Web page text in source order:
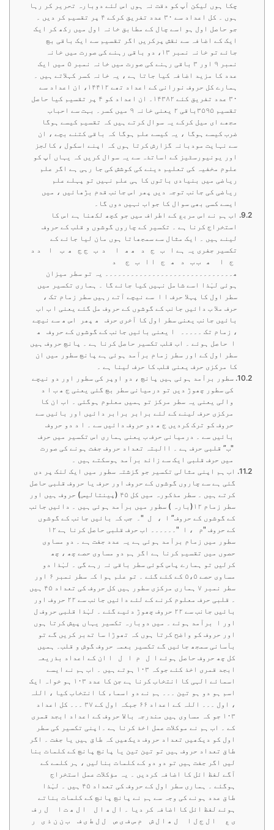
چکا ہوں لیکن آپ کو دقت نہ ہوں اس لئے دوبارہ تحریر کر رہا
ہوں ۔ کل اعداد سے ۳۰ عدد تفریق کرکے ۴ پر تقسیم کر دیں ۔
جو حاصل اول ہو اسے چال کے مطابق خانہ اول میں رکھ کر ایک
ایک کے اضافہ سے نقش پرکریں اگر تقسیم سے ایک باقی بچ
جائے تو خانہ نمبر ۱۳، دو باقی رہنے کی صورت میں خانہ
نمبر ۹ اور ۳ باقی رہنے کی صورت میں خانہ نمبر ۵ میں ایک
عدد کا مزید اضافہ کیا جاتا ہے ، یہ خانہ کسر کہلاتے ہیں ۔
ہمارے کل حروف نورانی کے اعداد تھے ۱۴۴۱۲، ان اعداد سے
۳۰ عدد تفریق کئے ۱۴۳۸۲۔ ان اعداد کو ۴ پر تقسیم کیا حاصل
تقسیم ۳۵۹۵باقی ۲ یعنی خانہ ۹ میں کسر۔ بہت سے احباب
مجھے ای میل کرکے یہ سوال کرتے ہیں کہ تقسیم کیسے ہوگا
ضرب کیسے ہوگا ، یہ کیسے علم ہوگا کہ باقی کتنے بچے ، ان
سے نہایت مودبانہ گزارش کرتا ہوں کہ اپنے اسکول ، کالجز
اور یونیورسٹیز کے اساتذہ سے یہ سوال کریں کہ یہاں آپ کو
علوم مخفیہ کی تعلیم دینے کی کوشش کی جا رہی ہے اگر علم
ریاضی میں بنیادی باتوں کا ہی علم نہیں تو پہلے علم
ریاضی کی جانب توجہ دیں پھر اس جانب قدم بڑھائیں ، میں
ایسے کسی بھی سوال کا جواب نہیں دوں گا۔
اب ہم نے اس مربع کے اطراف میں جو کچھ لکھنا ہے اس کا
استخراج کرنا ہے ۔ تکسیر کے چاروں گوشوں و قلب کے حروف
لینے ہیں ۔ ایک مثال سے سمجھاتا ہوں مان لیا جائے کے
تکسیر جفری یہ ہے ا ب ج د ھ ھ ا د ب ج ج ھ ب ا د د
ج ا ھ ب ب د ھ ج ا ا ب ج د
ھ۔۔۔۔۔۔۔۔۔۔۔۔۔۔۔۔۔۔۔۔۔۔۔۔۔۔۔۔۔۔ یہ تو سطر میزان
ہوئی لہٰذا اسے شامل نہیں کیا جائے گا ۔ ہماری تکسیر میں
سطر اول کا پہلا حرف ا ا سے نیچے آتے رہیں سطر زمام تک ،
حرف ملا ب دائیں جانب کے گوشوں کے حروف مل گئے یعنی ا ب اب
بائیں جانب یعنی سطر اول کا آخری حرف ھ پھر اس ھ سے نیچے
، زمام تک ۔۔۔۔۔ ا یعنی بائیں جانب کے گوشوں کے حروف ھ
ا حاصل ہوئے ۔ اب قلب تکسیر حاصل کرنا ہے ۔ پانچ حروف ہیں
سطر اول کے اور سطر زمام برآمد ہوئی ہے پانچ سطور میں ان
کا مرکزی حرف یعنی قلب کا حرف لینا ہے ۔
سطور برآمد ہوئی ہیں پانچ ، دو اوپر کی سطور اور دو نیچے
کی سطور چھوڑ دیں تو درمیانی سطر بچ گئی یعنی ج ھ ب ا د
والی یعنی یہ سطر مرکز تو ہمیں معلوم ہوگئی ۔ اب ان کا
مرکزی حرف لینے کے لئے برابر برابر دائیں اور بائیں سے
حروف کو ترک کردیں ج ھ دو حروف دائیں سے ۔ ا د دو حروف
بائیں سے ۔ درمیانی حرف ب یعنی ہماری اس تکسیر میں حرف
"ب” قلبی حرف ہے ۔ االبتہ تعداد حروف جفت ہونے کی صورت
میں حرف قلبی ایک سے زائد برآمد ہوسکتے ہیں ۔
اب ہم اپنی مثالی تکسیر جو گزشتہ سطور میں ایک لنک پر دی
گئی ہے سے چاروں گوشوں کے حروف اور حرف یا حروف قلبی حاصل
کرتے ہیں ۔ سطر مذکورہ میں کل ۴۵ (پینتالیس) حروف ہیں اور
سطر زمام ۱۲(بارہ ) سطور میں برآمد ہوئی ہیں ۔ دائیں جانب
کے گوشوں کے حروف” ا ، ل "۔ جب کہ بائیں جانب کے گوشوں
کے حروف "م ، ا "۔۔۔۔۔۔ اب حرف قلبی حاصل کرنا ہے ۱۲
سطور میں زمام برآمد ہوئی ہے یہ عدد جفت ہے ۔ دو مساوی
حصوں میں تقسیم کرنا ہے اگر ہم دو مساوی حصے چھ ، چھ
کرلیں تو ہمارے پاس کوئی سطر باقی نہ رہے گی ۔ لہٰذا دو
مساوی حصے ۵،۵ کے کئے گئے ۔ تو علم ہوا کہ سطر نمبر ۶ اور
سطر نمبر ۷ ہماری مرکزی سطور ہیں کل حروف کی تعداد ۴۵ ہیں
۔ قلبی حرف معلوم کرنے کے لئے دائیں جانب سے ۲۲ حروف اور
بائیں جانب سے ۲۲ حروف چھوڑ دئیے گئے ۔ لہٰذا قلبی حروف ل
اور ا برآمد ہوئے ۔ میں دوبارہ تکسیر یہاں پیش کرتا ہوں
اور حروف کو واضح کرتا ہوں کہ تھوڑا سا تدبر کریں گے تو
بآسانی سمجھ جائیں گے تکسیر بعمہ حروف گوش و قلب۔ ہمیں
کل چھ حروف حاصل ہوئے ا ل م ا ل ا ان کے اعداد بذریعہ
ابجد قمری اخذ کئے جوکہ ۱۰۳ ہوتے ہیں ۔ اب ہم نے ایسے
اسمائے الہی کا انتخاب کرنا ہے جن کا عدد ۱۰۳ ہو خواہ ایک
اسم ہو دو ہو تین ۔۔۔ ہم نے دو اسماء کا انتخاب کیا ، اللہ
، اول ۔۔۔ اللہ کے اعداد ۶۶ جبکہ اول کے ۳۷ ۔۔۔ کل اعداد
۱۰۳ جو کہ مساوی ہیں مندرجہ بالا حروف کے اعداد ابجد قمری
کے ۔ اب ہم نے موکلات عمل اخذ کرنا ہے ۔اپنی تکسیر کی سطر
اول کو دیکھیں تعداد حروف دیکھیں کہ طاق ہیں یا جفت ۔ اگر
طاق تعداد حروف ہیں تو تین تین یا پانچ پانچ کے کلمات بنا
لیں اگر جفت ہیں تو دو دو کے کلمات بنالیں ، ہر کلمے کے
آگے لفظ ائل کا اضافہ کردیں ۔ یہ مؤکلات عمل استخراج
ہوگئے ۔ ہماری سطر اول کے حروف کی تعداد ۴۵ ہیں ۔ لہٰذا
طاق عدد ہونے کی وجہ سے ہم نے پانچ پانچ کے کلمات بناتے
ہوئے لفظ ائل کا اضافہ کر دیا ۔ ا ل ھ ا ل ا ل ھ ت ا ل ر ف
ی ع ا ل ج ل ا ل ھ ا ل ش م س ف ی ص ل ل ط ی ف ب ن ن ذ ی ر